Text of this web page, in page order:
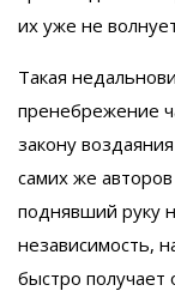
их уже не
Такая
пренебрежение
закону
самих же
поднявший руку
независимость,
быстро получает